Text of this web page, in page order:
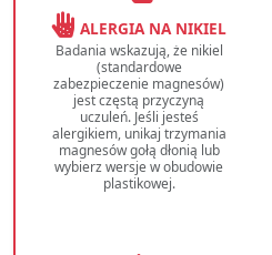
ALERGIA NA NIKIEL
Badania wskazują, że nikiel
(standardowe
zabezpieczenie magnesów)
jest częstą przyczyną
uczuleń. Jeśli jesteś
alergikiem, unikaj trzymania
magnesów gołą dłonią lub
wybierz wersje w obudowie
plastikowej.